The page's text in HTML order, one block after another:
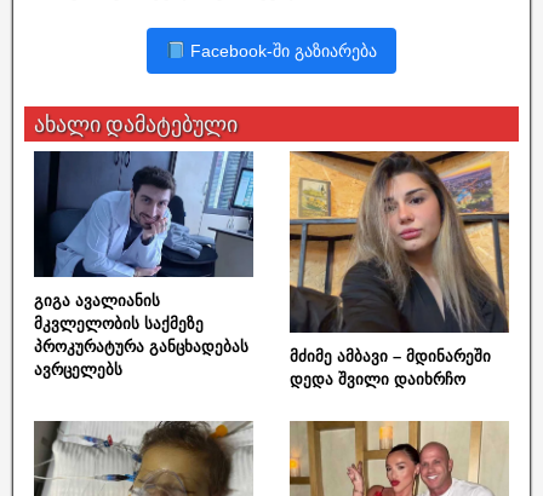
Facebook-ში გაზიარება
ახალი დამატებული
გიგა ავალიანის
მკვლელობის საქმეზე
პროკურატურა განცხადებას
ავრცელებს
მძიმე ამბავი – მდინარეში
დედა შვილი დაიხრჩო